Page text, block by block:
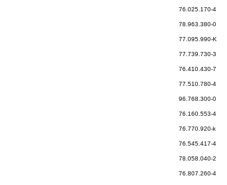
76.025.170-4
78.963.380-0
77.095.990-K
77.739.730-3
76.410.430-7
77.510.780-4
96.768.300-0
76.160.553-4
76.770.920-k
76.545.417-4
78.058.040-2
76.807.260-4